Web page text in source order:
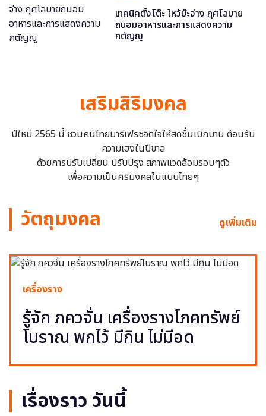
เทคนิคตั้งโต๊ะ ไหว้บ๊ะจ่าง กุศโลบาย
ถนอมอาหารและการแสดงความ
กตัญญู
เสริมสิริมงคล
ปีใหม่ 2565 นี้ ชวนคนไทยมารีเฟรชจิตใจให้สดชื่นเบิกบาน ต้อนรับ
ความเฮงในปีขาล
ด้วยการปรับเปลี่ยน ปรับปรุง สภาพแวดล้อมรอบๆตัว
เพื่อความเป็นศิริมงคลในแบบไทยๆ
วัตถุมงคล ดูเพิ่มเติม
เครื่องราง
รู้จัก ภควจั่น เครื่องรางโภคทรัพย์
โบราณ พกไว้ มีกิน ไม่มีอด
เรื่องราว วันนี้